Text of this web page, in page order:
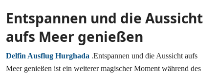
Entspannen und die Aussicht
aufs Meer genießen
Delfin Ausflug Hurghada .Entspannen und die Aussicht aufs
Meer genießen ist ein weiterer magischer Moment während des